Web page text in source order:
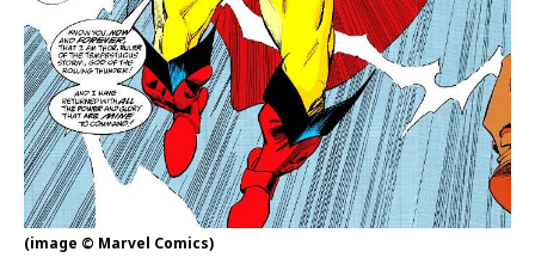
(image © Marvel Comics)